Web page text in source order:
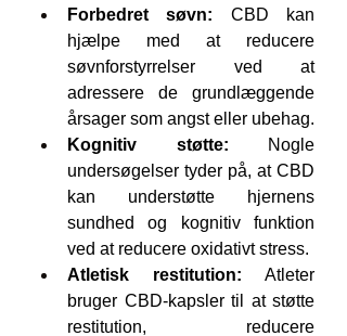
Forbedret søvn: CBD kan
hjælpe med at reducere
søvnforstyrrelser ved at
adressere de grundlæggende
årsager som angst eller ubehag.
Kognitiv støtte: Nogle
undersøgelser tyder på, at CBD
kan understøtte hjernens
sundhed og kognitiv funktion
ved at reducere oxidativt stress.
Atletisk restitution: Atleter
bruger CBD-kapsler til at støtte
restitution, reducere